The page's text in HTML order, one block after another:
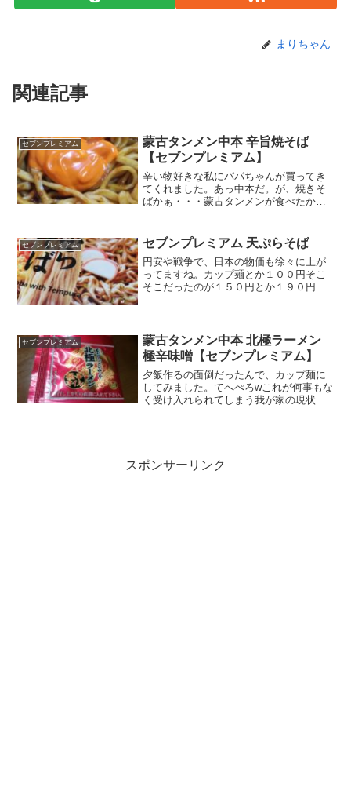
まりちゃん
関連記事
セブンプレミアム
蒙古タンメン中本 辛旨焼そば
【セブンプレミアム】
辛い物好きな私にパパちゃんが買ってき
てくれました。あっ中本だ。が、焼きそ
ばかぁ・・・蒙古タンメンが食べたかっ
ぐらいの安売りで買うというのがマイル
ールなので。これに2...
セブンプレミアム セブンプレミアム 天ぷらそば
円安や戦争で、日本の物価も徐々に上が
ってますね。カップ麺とか１００円そこ
そこだったのが１５０円とか１９０円と
中、ふとわきのコーナー...
セブンプレミアム
蒙古タンメン中本 北極ラーメン
極辛味噌【セブンプレミアム】
夕飯作るの面倒だったんで、カップ麺に
してみました。てへぺろwこれが何事もな
く受け入れられてしまう我が家の現状に
スポンサーリンク